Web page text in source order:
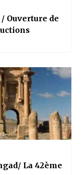
Ouverture de
La 42ème